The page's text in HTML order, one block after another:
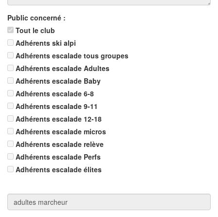
Public concerné :
Tout le club
Adhérents ski alpi
Adhérents escalade tous groupes
Adhérents escalade Adultes
Adhérents escalade Baby
Adhérents escalade 6-8
Adhérents escalade 9-11
Adhérents escalade 12-18
Adhérents escalade micros
Adhérents escalade relève
Adhérents escalade Perfs
Adhérents escalade élites